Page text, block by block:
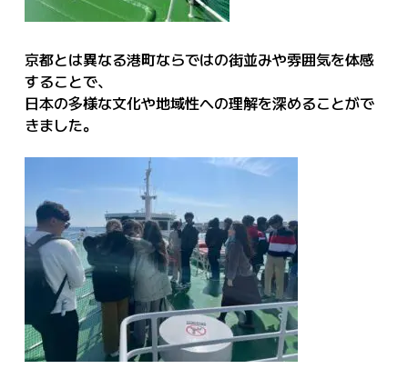
京都とは異なる港町ならではの街並みや雰囲気を体感
することで、
日本の多様な文化や地域性への理解を深めることがで
きました。